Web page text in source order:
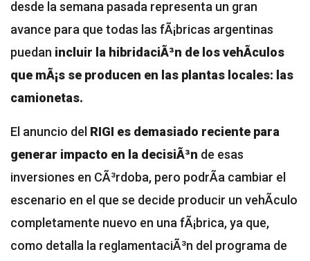
desde la semana pasada representa un gran
avance para que todas las fÃ¡bricas argentinas
puedan incluir la hibridaciÃ³n de los vehÃ­culos
que mÃ¡s se producen en las plantas locales: las
camionetas.
El anuncio del RIGI es demasiado reciente para
generar impacto en la decisiÃ³n de esas
inversiones en CÃ³rdoba, pero podrÃ­a cambiar el
escenario en el que se decide producir un vehÃ­culo
completamente nuevo en una fÃ¡brica, ya que,
como detalla la reglamentaciÃ³n del programa de